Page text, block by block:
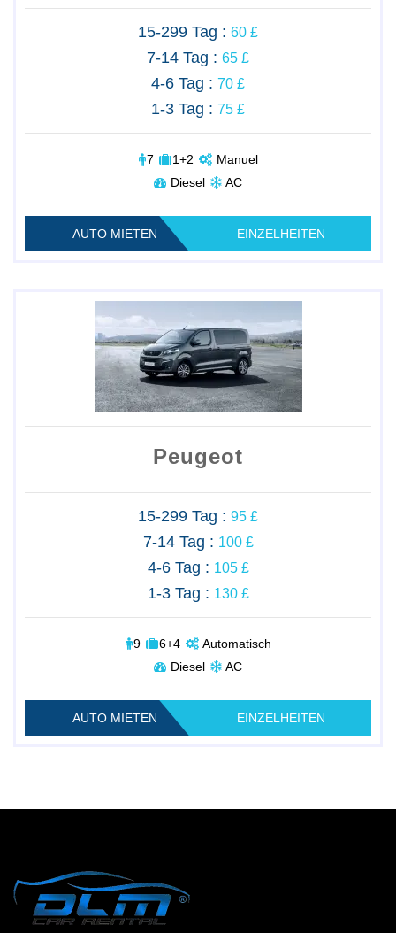
15-299 Tag : 60 £
7-14 Tag : 65 £
4-6 Tag : 70 £
1-3 Tag : 75 £
7 1+2
Manuel
Diesel
AC
AUTO MIETEN EINZELHEITEN
Peugeot
15-299 Tag : 95 £
7-14 Tag : 100 £
4-6 Tag : 105 £
1-3 Tag : 130 £
9 6+4
Automatisch
Diesel
AC
AUTO MIETEN EINZELHEITEN